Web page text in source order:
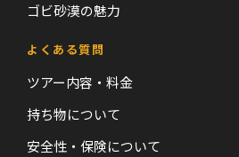
ゴビ砂漠の魅力
よくある質問
ツアー内容・料金
持ち物について
安全性・保険について